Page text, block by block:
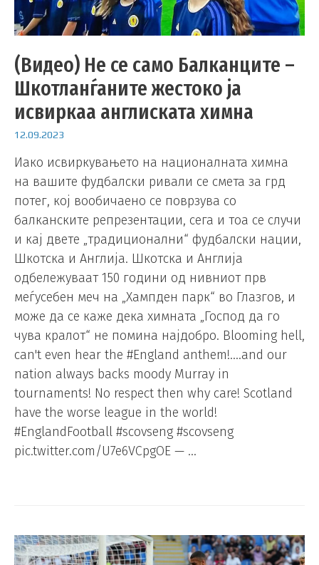
(Видео) Не се само Балканците –
Шкотланѓаните жестоко ја
исвиркаа англиската химна
12.09.2023
Иако исвиркувањето на националната химна
на вашите фудбалски ривали се смета за грд
потег, кој вообичаено се поврзува со
балканските репрезентации, сега и тоа се случи
и кај двете „традиционални“ фудбалски нации,
Шкотска и Англија. Шкотска и Англија
одбележуваат 150 години од нивниот прв
меѓусебен меч на „Хампден парк“ во Глазгов, и
може да се каже дека химната „Господ да го
чува кралот“ не помина најдобро. Blooming hell,
can't even hear the #England anthem!….and our
nation always backs moody Murray in
tournaments! No respect then why care! Scotland
have the worse league in the world!
#EnglandFootball #scovseng #scovseng
pic.twitter.com/U7e6VCpgOE — …